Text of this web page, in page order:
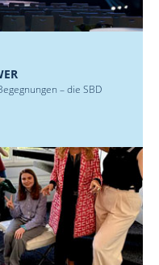
– die SBD